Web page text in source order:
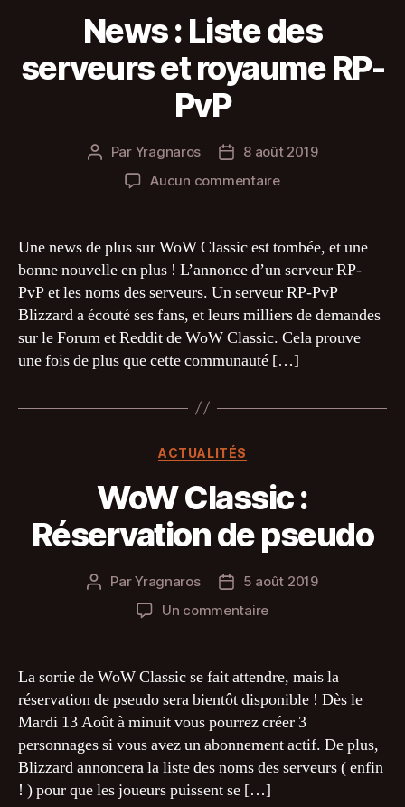
News : Liste des
serveurs et royaume RP-
PvP
Auteur
l’article
Par Yragnaros
Date8 août 2019
Aucun commentairesur
Liste
serveurs
et
royaume
RP-
PvP
Une news de plus sur WoW Classic est tombée, et une
bonne nouvelle en plus ! L’annonce d’un serveur RP-
PvP et les noms des serveurs. Un serveur RP-PvP
Blizzard a écouté ses fans, et leurs milliers de demandes
sur le Forum et Reddit de WoW Classic. Cela prouve
une fois de plus que cette communauté […]
Catégories
ACTUALITÉS
WoW Classic :
Réservation de pseudo
Auteur
ParYragnaros
Date
de
5 août 2019
Un commentairesur
:
Réservation
de
pseudo
La sortie de WoW Classic se fait attendre, mais la
réservation de pseudo sera bientôt disponible ! Dès le
Mardi 13 Août à minuit vous pourrez créer 3
personnages si vous avez un abonnement actif. De plus,
Blizzard annoncera la liste des noms des serveurs ( enfin
! ) pour que les joueurs puissent se […]